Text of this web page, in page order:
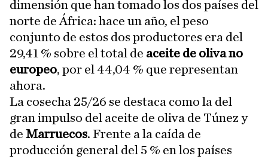
dimensión que han tomado los dos países del
norte de África: hace un año, el peso
conjunto de estos dos productores era del
29,41 % sobre el total de aceite de oliva no
europeo, por el 44,04 % que representan
ahora.
La cosecha 25/26 se destaca como la del
gran impulso del aceite de oliva de Túnez y
de Marruecos. Frente a la caída de
producción general del 5 % en los países